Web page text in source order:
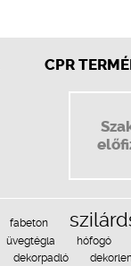
CPR
fabeton
üvegtégla hófogó
dekorpadló